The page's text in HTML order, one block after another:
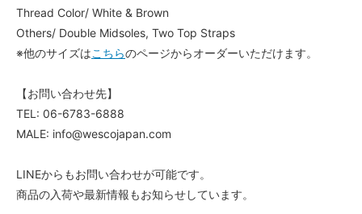
Thread Color/ White & Brown
Others/ Double Midsoles, Two Top Straps
※他のサイズはこちらのページからオーダーいただけます。
【お問い合わせ先】
TEL: 06-6783-6888
MALE: info@wescojapan.com
LINEからもお問い合わせが可能です。
商品の入荷や最新情報もお知らせしています。